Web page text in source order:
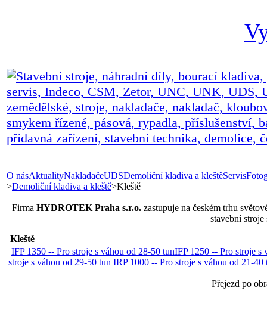
O násAktualityNakladačeUDSDemoliční kladiva a kleštěServis
>Demoliční kladiva a kleště>Kleště
Firma HYDROTEK Praha s.r.o. zastupuje na českém trhu
stavební stroje
Kleště
IFP 1350 -- Pro stroje s váhou od 28-50 tunIFP 1250 -- Pro stroje s
stroje s váhou od 29-50 tun IRP 1000 -- Pro stroje s váhou od 21-40
Přejezd po